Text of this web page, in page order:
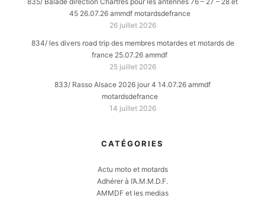
45 26.07.26 ammdf motardsdefrance
26 juillet 2026
834/ les divers road trip des membres motardes et motards de
france 25.07.26 ammdf
25 juillet 2026
833/ Rasso Alsace 2026 jour 4 14.07.26 ammdf
motardsdefrance
14 juillet 2026
CATÉGORIES
Actu moto et motards
Adhérer à l’A.M.M.D.F.
AMMDF et les medias